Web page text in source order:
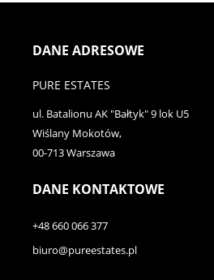
DANE ADRESOWE
PURE ESTATES
ul. Batalionu AK "Bałtyk" 9 lok U5
Wiślany Mokotów,
00-713 Warszawa
DANE KONTAKTOWE
+48 660 066 377
biuro@pureestates.pl